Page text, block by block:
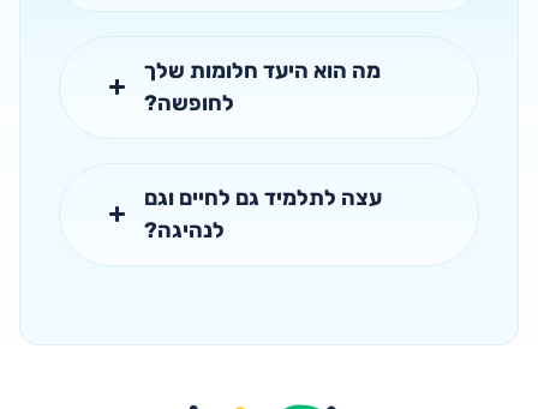
מה הוא היעד חלומות שלך
לחופשה?
עצה לתלמיד גם לחיים וגם
לנהיגה?